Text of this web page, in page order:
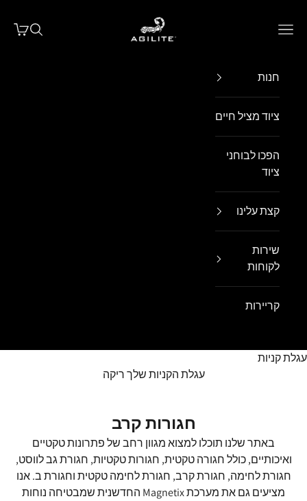
Agilite Israel
פתח תפריט ניווט פתחפתח
חנות
ציוד מציל חיים
הפכו לבוחני
ציוד
קצת עלינו
שירות
לקוחות
קריירות
עגלת קניות
עגלת הקניות שלך ריקה
חגורות קרב
באתר שלנו תוכלו למצוא מגוון רחב של פתרונות טקטיים
ואיכותיים, כולל חגורה טקטית, חגורות טקטיות, חגורת גב לווסט,
חגורת לחימה, חגורת קרב, חגורת לחימה טקטית וחגורת ב. אנו
מציעים גם את מערכת Magnetix החדשנית שמבטיחה נוחות